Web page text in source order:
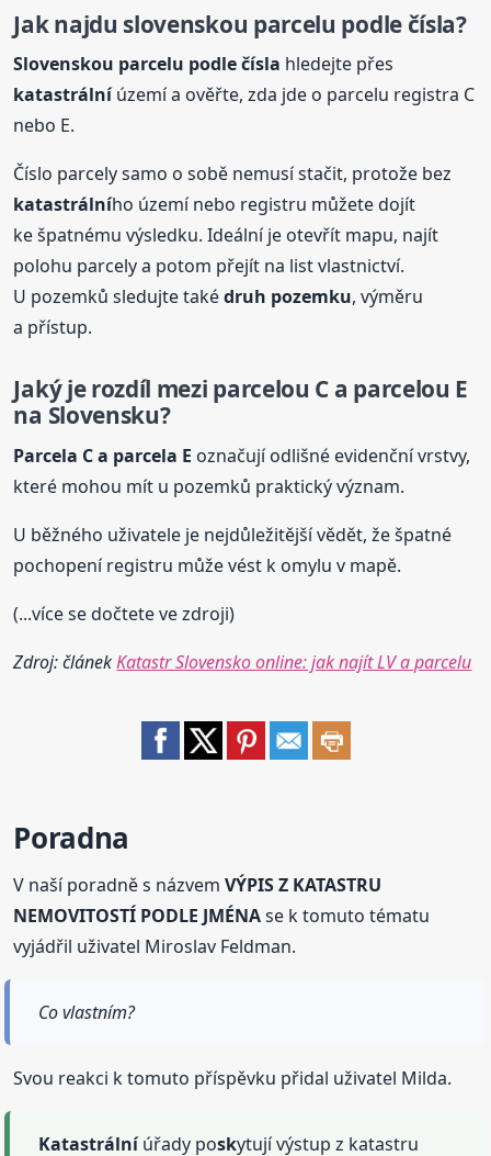
Jak najdu slovenskou parcelu podle čísla?
Slovenskou parcelu podle čísla hledejte přes
katastrálníúzemí a ověřte, zda jde o parcelu registra C
nebo E.
Číslo parcely samo o sobě nemusí stačit, protože bez
katastrálního území nebo registru můžete dojít
ke špatnému výsledku. Ideální je otevřít mapu, najít
polohu parcely a potom přejít na list vlastnictví.
U pozemků sledujte takédruh pozemku, výměru
a přístup.
Jaký je rozdíl mezi parcelou C a parcelou E
na Slovensku?
Parcela C a parcela E označují odlišné evidenční vrstvy,
které mohou mít u pozemků praktický význam.
U běžného uživatele je nejdůležitější vědět, že špatné
pochopení registru může vést k omylu v mapě.
(...více se dočtete ve zdroji)
Zdroj: článekKatastr Slovensko online: jak najít LV a parcelu
Poradna
V naší poradně s názvemVÝPIS Z KATASTRU
NEMOVITOSTÍ PODLE JMÉNAse k tomuto tématu
vyjádřil uživatel Miroslav Feldman.
Co vlastním?
Svou reakci k tomuto příspěvku přidal uživatel Milda.
Katastrálníúřady poskytují výstup z katastru